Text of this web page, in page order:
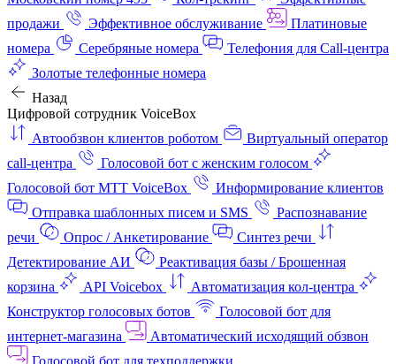
продажи
Эффективное обслуживание
Платиновые
номера
Серебряные номера
Телефония для Call-центра
Золотые телефонные номера
Назад
Цифровой сотрудник VoiceBox
Автообзвон клиентов роботом
Виртуальный оператор
call-центра
Голосовой бот с женским голосом
Голосовой бот МТТ VoiceBox
Информирование клиентов
Отправка шаблонных писем и SMS
Распознавание
речи
Опрос / Анкетирование
Синтез речи
Детектирование АИ
Реактивация базы / Брошенная
корзина
API Voicebox
Автоматизация кол‑центра
Конструктор голосовых ботов
Голосовой бот для
интернет‑магазина
Автоматический исходящий обзвон
Голосовой бот для техподдержки